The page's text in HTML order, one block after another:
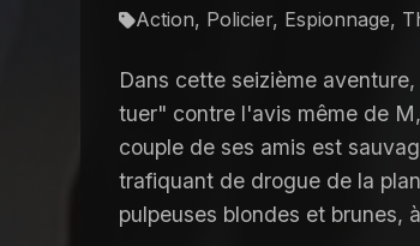
Action, Policier, Espionnage,
Dans cette seizième
tuer" contre l'avis même de
couple de ses amis est
trafiquant de drogue de la
pulpeuses blondes et brunes,